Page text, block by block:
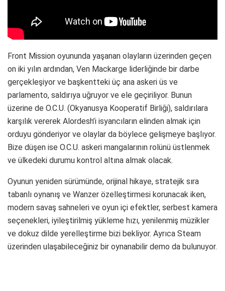
Front Mission oyununda yaşanan olayların üzerinden geçen
on iki yılın ardından, Ven Mackarge liderliğinde bir darbe
gerçekleşiyor ve başkentteki üç ana askeri üs ve
parlamento, saldırıya uğruyor ve ele geçiriliyor. Bunun
üzerine de O.C.U. (Okyanusya Kooperatif Birliği), saldırılara
karşılık vererek Alordesh’i isyancıların elinden almak için
orduyu gönderiyor ve olaylar da böylece gelişmeye başlıyor.
Bize düşen ise O.C.U. askeri mangalarının rolünü üstlenmek
ve ülkedeki durumu kontrol altına almak olacak.
Oyunun yeniden sürümünde, orijinal hikaye, stratejik sıra
tabanlı oynanış ve Wanzer özelleştirmesi korunacak iken,
modern savaş sahneleri ve oyun içi efektler, serbest kamera
seçenekleri, iyileştirilmiş yükleme hızı, yenilenmiş müzikler
ve dokuz dilde yerelleştirme bizi bekliyor. Ayrıca Steam
üzerinden ulaşabileceğiniz bir oynanabilir demo da bulunuyor.